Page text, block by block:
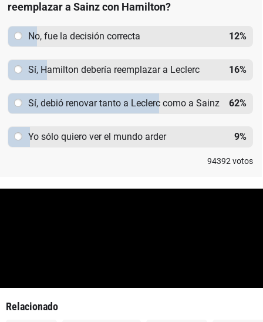
reemplazar a Sainz con Hamilton?
No, fue la decisión correcta 12%
Sí, Hamilton debería reemplazar a Leclerc 16%
Sí, debió renovar tanto a Leclerc como a Sainz 62%
Yo sólo quiero ver el mundo arder 9%
94392 votos
Relacionado